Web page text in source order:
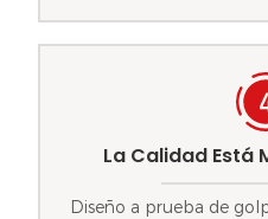
La Calidad Está
Diseño a prueba de